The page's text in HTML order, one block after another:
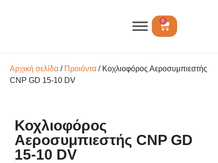
0
Αρχική σελίδα / Προιόντα / Κοχλιοφόρος Αεροσυμπιεστής
CNP GD 15-10 DV
Κοχλιοφόρος
Αεροσυμπιεστής CNP GD
15-10 DV